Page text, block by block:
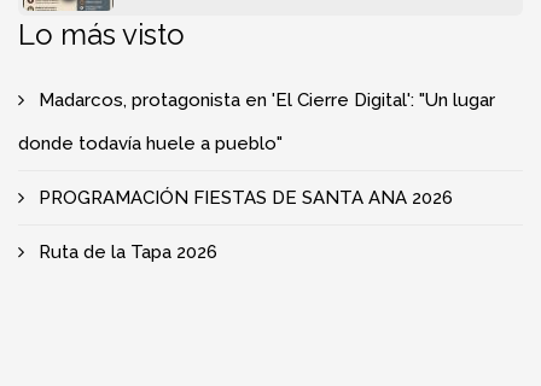
Lo más visto
Madarcos, protagonista en 'El Cierre Digital': "Un lugar
donde todavía huele a pueblo"
PROGRAMACIÓN FIESTAS DE SANTA ANA 2026
Ruta de la Tapa 2026